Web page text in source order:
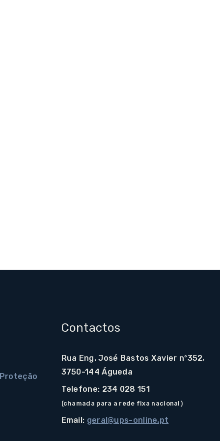
Contactos
Rua Eng. José Bastos Xavier nº352,
3750-144 Águeda
Telefone: 234 028 151
(chamada para a rede fixa nacional)
Email: geral@ups-online.pt